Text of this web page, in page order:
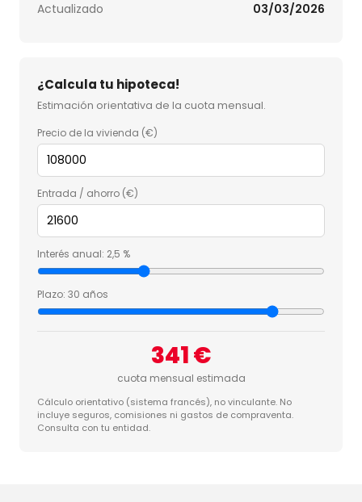
Actualizado 03/03/2026
¿Calcula tu hipoteca!
Estimación orientativa de la cuota mensual.
Precio de la vivienda (€)
Entrada / ahorro (€)
Interés anual: 2,5 %
Plazo: 30 años
341 €
cuota mensual estimada
Cálculo orientativo (sistema francés), no vinculante. No
incluye seguros, comisiones ni gastos de compraventa.
Consulta con tu entidad.